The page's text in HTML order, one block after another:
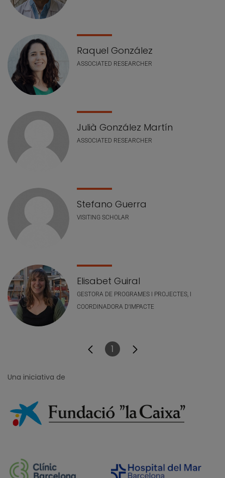
Raquel González
ASSOCIATED RESEARCHER
Julià González Martín
ASSOCIATED RESEARCHER
Stefano Guerra
VISITING SCHOLAR
Elisabet Guiral
GESTORA DE PROGRAMES I PROJECTES, I
COORDINADORA D'IMPACTE
Pàgina
1
Una iniciativa de